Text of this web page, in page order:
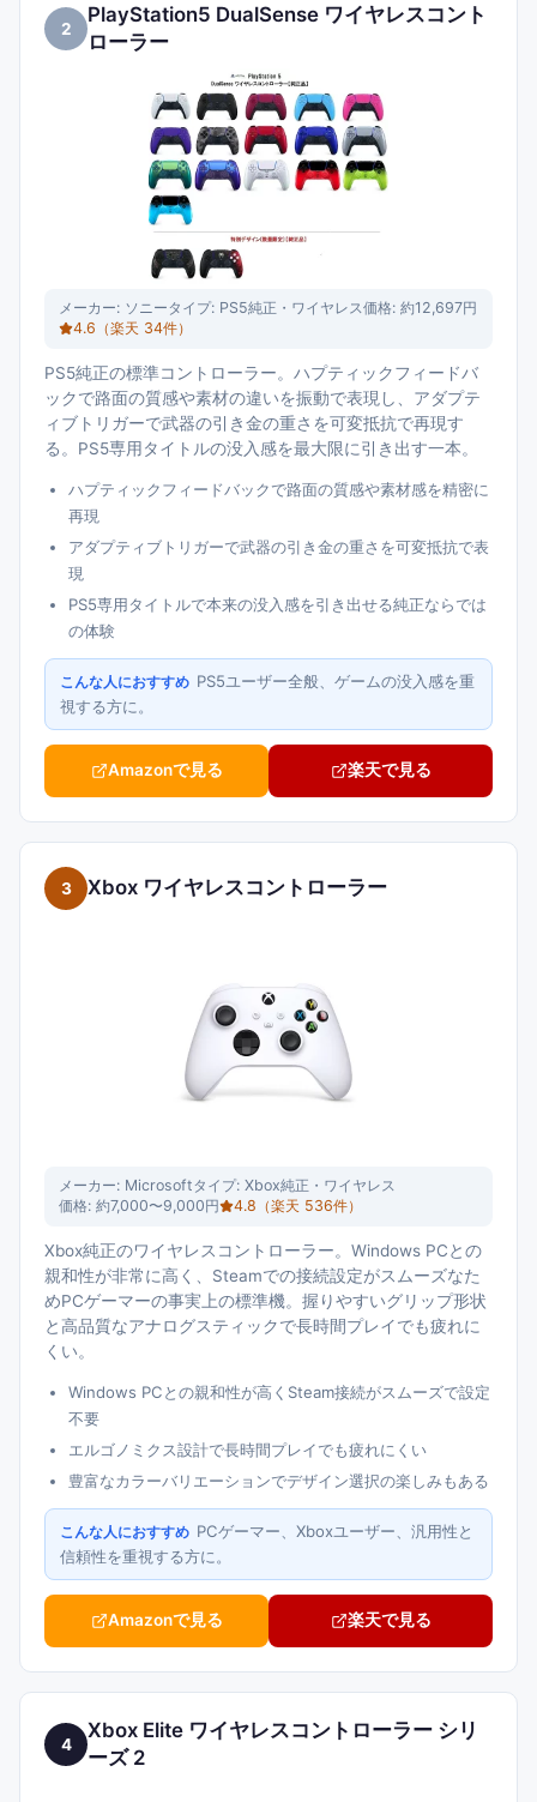
2
PlayStation5 DualSense ワイヤレスコント
ローラー
メーカー: ソニータイプ: PS5純正・ワイヤレス価格: 約12,697円
4.6 （楽天 34件）
PS5純正の標準コントローラー。ハプティックフィードバ
ックで路面の質感や素材の違いを振動で表現し、アダプテ
ィブトリガーで武器の引き金の重さを可変抵抗で再現す
る。PS5専用タイトルの没入感を最大限に引き出す一本。
ハプティックフィードバックで路面の質感や素材感を精密に
再現
アダプティブトリガーで武器の引き金の重さを可変抵抗で表
現
PS5専用タイトルで本来の没入感を引き出せる純正ならでは
の体験
こんな人におすすめ PS5ユーザー全般、ゲームの没入感を重
視する方に。
Amazonで見る 楽天で見る
3 Xbox ワイヤレスコントローラー
メーカー: Microsoftタイプ: Xbox純正・ワイヤレス
価格: 約7,000〜9,000円 4.8 （楽天 536件）
Xbox純正のワイヤレスコントローラー。Windows PCとの
親和性が非常に高く、Steamでの接続設定がスムーズなた
めPCゲーマーの事実上の標準機。握りやすいグリップ形状
と高品質なアナログスティックで長時間プレイでも疲れに
くい。
Windows PCとの親和性が高くSteam接続がスムーズで設定
不要
エルゴノミクス設計で長時間プレイでも疲れにくい
豊富なカラーバリエーションでデザイン選択の楽しみもある
こんな人におすすめ PCゲーマー、Xboxユーザー、汎用性と
信頼性を重視する方に。
Amazonで見る 楽天で見る
4
Xbox Elite ワイヤレスコントローラー シリ
ーズ 2